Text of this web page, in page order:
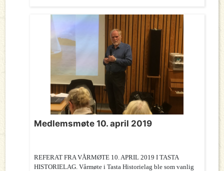
Medlemsmøte 10. april 2019
REFERAT FRA VÅRMØTE 10. APRIL 2019 I TASTA
HISTORIELAG. Vårmøte i Tasta Historielag ble som vanlig